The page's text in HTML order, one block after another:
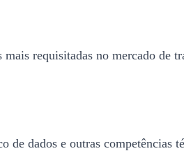
requisitadas no mercado de
de dados e outras competências